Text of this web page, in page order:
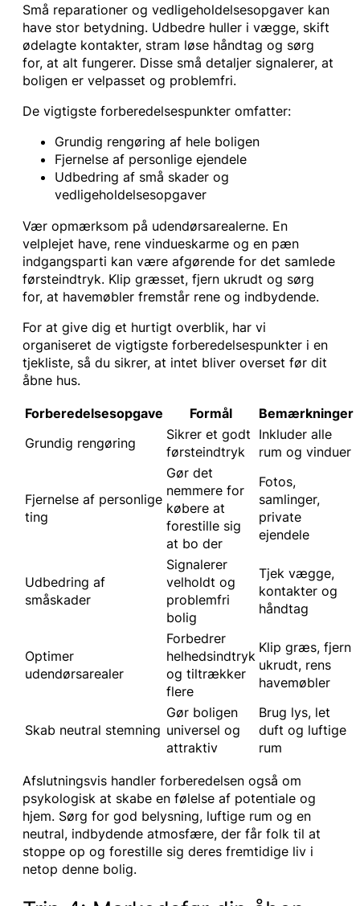
Små reparationer og vedligeholdelsesopgaver kan
have stor betydning. Udbedre huller i vægge, skift
ødelagte kontakter, stram løse håndtag og sørg
for, at alt fungerer. Disse små detaljer signalerer, at
boligen er velpasset og problemfri.
De vigtigste forberedelsespunkter omfatter:
Grundig rengøring af hele boligen
Fjernelse af personlige ejendele
Udbedring af små skader og
vedligeholdelsesopgaver
Vær opmærksom på udendørsarealerne. En
velplejet have, rene vindueskarme og en pæn
indgangsparti kan være afgørende for det samlede
førsteindtryk. Klip græsset, fjern ukrudt og sørg
for, at havemøbler fremstår rene og indbydende.
For at give dig et hurtigt overblik, har vi
organiseret de vigtigste forberedelsespunkter i en
tjekliste, så du sikrer, at intet bliver overset før dit
åbne hus.
Forberedelsesopgave Formål
Bemærkninger
Grundig rengøring
Sikrer et godt
førsteindtryk
Inkluder alle
rum og vinduer
Fjernelse af personlige
ting
Gør det
nemmere for
købere at
forestille sig
at bo der
Fotos,
samlinger,
private
ejendele
Udbedring af
småskader
Signalerer
velholdt og
problemfri
bolig
Tjek vægge,
kontakter og
håndtag
Optimer
udendørsarealer
Forbedrer
helhedsindtryk
og tiltrækker
flere
Klip græs, fjern
ukrudt, rens
havemøbler
Skab neutral stemning
Gør boligen
universel og
attraktiv
Brug lys, let
duft og luftige
rum
Afslutningsvis handler forberedelsen også om
psykologisk at skabe en følelse af potentiale og
hjem. Sørg for god belysning, luftige rum og en
neutral, indbydende atmosfære, der får folk til at
stoppe op og forestille sig deres fremtidige liv i
netop denne bolig.